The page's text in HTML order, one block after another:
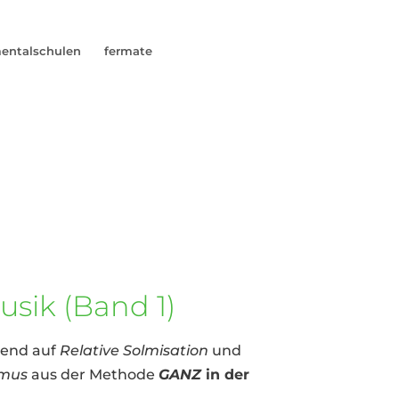
fermate
(Band 1)
auf Relative Solmisation und
aus der MethodeGANZin der